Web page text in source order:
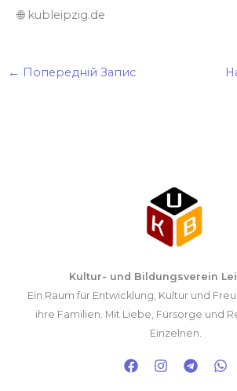
🌐 kubleipzig.de
← Попередній Запис
Kultur- und Bildungsverein
Ein Raum für Entwicklung, Kultur und
ihre Familien. Mit Liebe, Fürsorge und
Einzelnen.